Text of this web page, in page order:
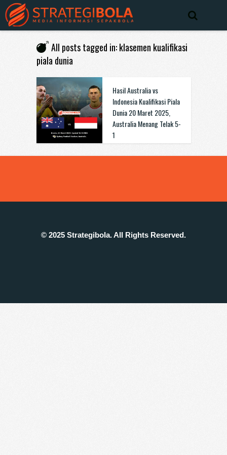
All posts tagged in: klasemen kualifikasi
piala dunia
Hasil Australia vs
Indonesia Kualifikasi Piala
Dunia 20 Maret 2025,
Australia Menang Telak 5-
1
© 2025 Strategibola. All Rights Reserved.